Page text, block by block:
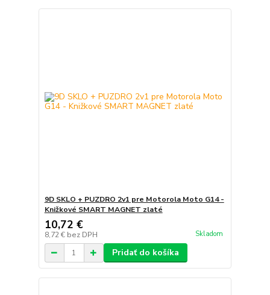
9D SKLO + PUZDRO 2v1 pre Motorola Moto G14 -
Knižkové SMART MAGNET zlaté
10,72 €
8,72 € bez DPH Skladom
Pridať do košíka